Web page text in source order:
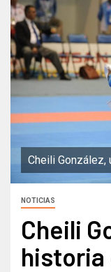
Cheili González,
NOTICIAS
Cheili
historia